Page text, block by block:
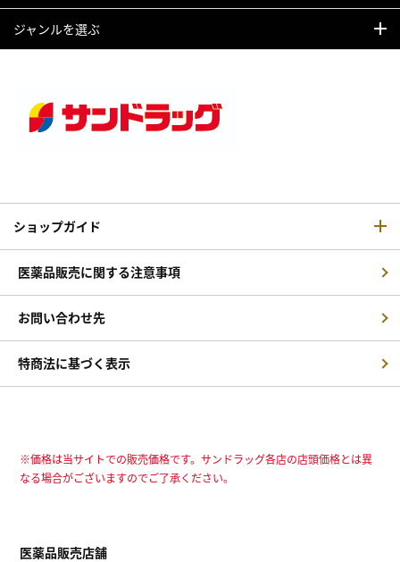
ジャンルを選ぶ
ショップガイド
医薬品販売に関する注意事項
お問い合わせ先
特商法に基づく表示
※価格は当サイトでの販売価格です。サンドラッグ各店の店頭価格とは異
なる場合がございますのでご了承ください。
医薬品販売店舗